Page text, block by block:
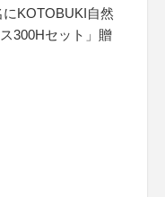
KOTOBUKI自然
300Hセット」贈